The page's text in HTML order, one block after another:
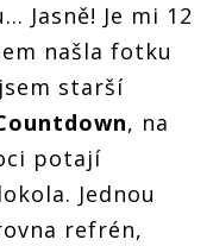
Jasně! Je mi 12
našla fotku
starší
, na
potají
Jednou
refrén,